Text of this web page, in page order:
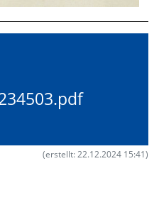
(erstellt: 22.12.2024 15:41)